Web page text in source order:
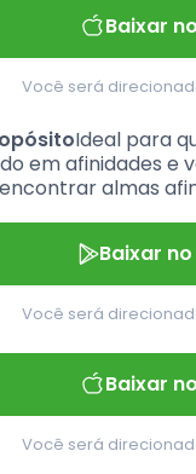
Baixar
Você será
Ideal para
em afinidades e
almas
Baixar
Você será
Baixar
Você será